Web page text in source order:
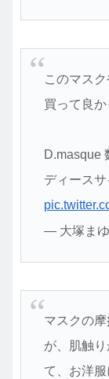
このマス
買って良か
D.masque
ディース
— 大塚ま
マスクの
が、肌触
て、お洋